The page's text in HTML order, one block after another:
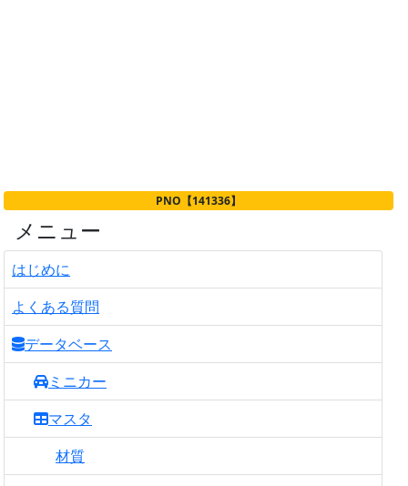
PNO【141336】
メニュー
はじめに
よくある質問
データベース
ミニカー
マスタ
材質